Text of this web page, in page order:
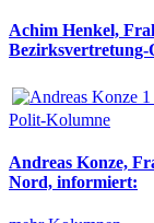
Achim Henkel,
Bezirksvertretung-
Polit-Kolumne
Andreas Konze,
Nord, informiert: